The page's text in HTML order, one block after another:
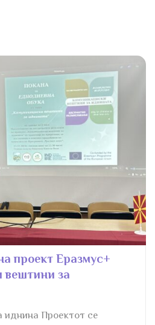
проект Еразмус+
вештини за
иднина Проектот се